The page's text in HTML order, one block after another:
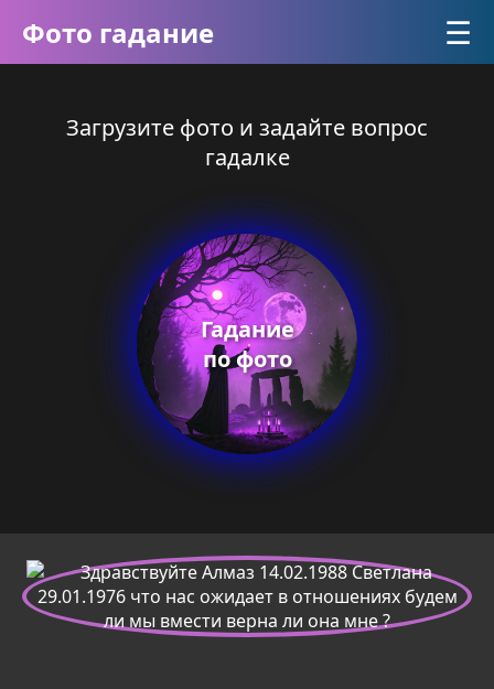
Фото гадание ☰
Загрузите фото и задайте вопрос
гадалке
Гадание
по фото